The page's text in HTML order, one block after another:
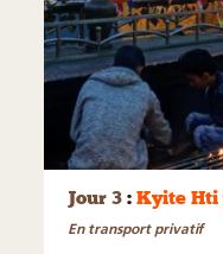
Jour 3 : Kyite Hti
En transport privatif